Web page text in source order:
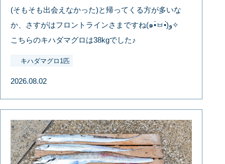
(そもそも出会えなかった)と帰ってくる方が多いな
か、さすがはフロントラインさまですね(๑•̀ㅂ•́)و✧
こちらのキハダマグロは38kgでした♪
キハダマグロ1匹
2026.08.02